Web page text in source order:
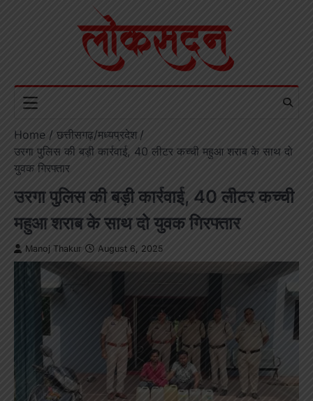
Home
छत्तीसगढ़/मध्यप्रदेश
उरगा पुलिस की बड़ी कार्रवाई, 40 लीटर कच्ची महुआ शराब के साथ दो
युवक गिरफ्तार
उरगा पुलिस की बड़ी कार्रवाई, 40 लीटर कच्ची
महुआ शराब के साथ दो युवक गिरफ्तार
Manoj Thakur August 6, 2025